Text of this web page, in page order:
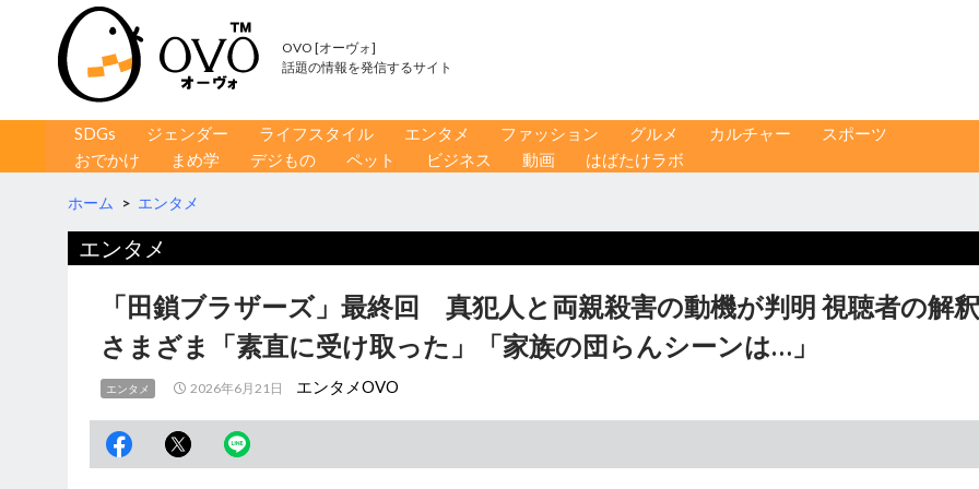
OVO [オーヴォ]
話題の情報を発信するサイト
コンテンツへ移動
SDGs ジェンダー ライフスタイル エンタメ ファッション グルメ カルチャー
スポーツ
おでかけ
まめ学 デジもの ペット ビジネス 動画 はばたけラボ
ホーム > エンタメ
エンタメ
「田鎖ブラザーズ」最終回 真犯人と両親殺害の動機が判明 視聴者の解釈
さまざま「素直に受け取った」「家族の団らんシーンは…」
エンタメ 2026年6月21日 エンタメOVO